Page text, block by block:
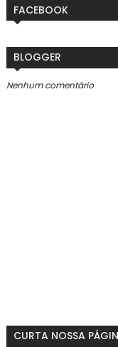
FACEBOOK
BLOGGER
Nenhum comentário
CURTA NOSSA